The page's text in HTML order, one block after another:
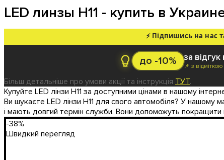
LED линзы H11 - купить в
⚡ Підпишись на нас
до -10% за
📌 з
Більш детальніше про умови акції та інструкція ТУТ.
Купуйте LED лінзи H11 за доступними цінами в нашому
Ви шукаєте LED лінзи H11 для свого автомобіля? У нашому
і мають довгий термін служби. Вони допоможуть покращити
-38%
Швидкий перегляд